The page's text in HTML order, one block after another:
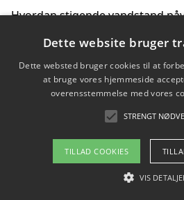
Hvordan stigende vandstand
Sådan vælger du de bedste
vandreture i Danmark
Copyright 2026 -
Om / kontakt
Dette website bruger
Dette websted bruger cookies til at
at bruge vores hjemmeside
overensstemmelse med vores
STRENGT
TILLAD COOKIES
VIS